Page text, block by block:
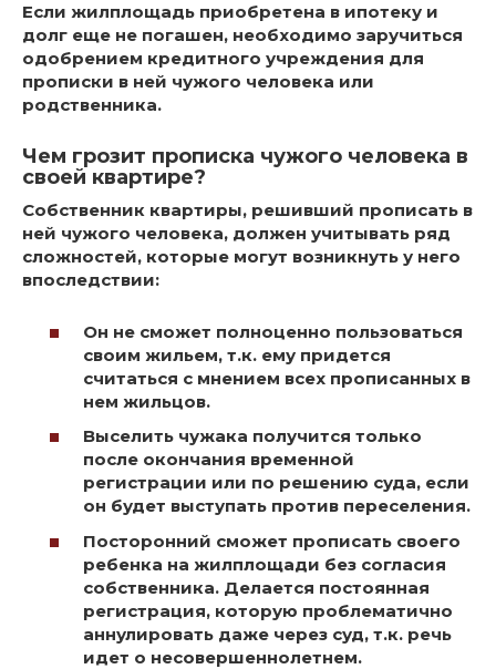
Если жилплощадь приобретена в ипотеку и
долг еще не погашен, необходимо заручиться
одобрением кредитного учреждения для
прописки в ней чужого человека или
родственника.
Чем грозит прописка чужого человека в
своей квартире?
Собственник квартиры, решивший прописать в
ней чужого человека, должен учитывать ряд
сложностей, которые могут возникнуть у него
впоследствии:
Он не сможет полноценно пользоваться
своим жильем, т.к. ему придется
считаться с мнением всех прописанных в
нем жильцов.
Выселить чужака получится только
после окончания временной
регистрации или по решению суда, если
он будет выступать против переселения.
Посторонний сможет прописать своего
ребенка на жилплощади без согласия
собственника. Делается постоянная
регистрация, которую проблематично
аннулировать даже через суд, т.к. речь
идет о несовершеннолетнем.